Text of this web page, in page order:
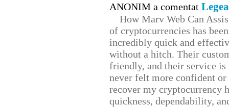
ANONIM a comentat
How Marv Web Can
of cryptocurrencies has
incredibly quick and
without a hitch. Their
friendly, and their service
never felt more confident
recover my cryptocurrency
quickness, dependability,